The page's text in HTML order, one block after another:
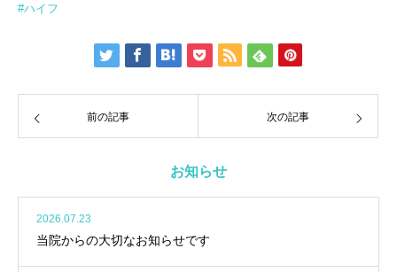
#ハイフ
前の記事 次の記事
お知らせ
2026.07.23
当院からの大切なお知らせです